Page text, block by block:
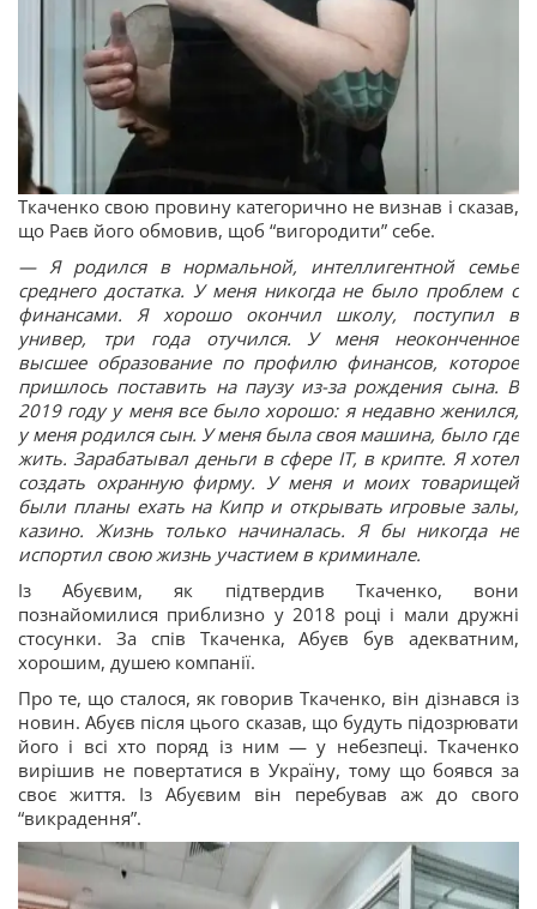
Ткаченко свою провину категорично не визнав і сказав,
що Раєв його обмовив, щоб “вигородити” себе.
— Я родился в нормальной, интеллигентной семье
среднего достатка. У меня никогда не было проблем с
финансами. Я хорошо окончил школу, поступил в
универ, три года отучился. У меня неоконченное
высшее образование по профилю финансов, которое
пришлось поставить на паузу из-за рождения сына. В
2019 году у меня все было хорошо: я недавно женился,
у меня родился сын. У меня была своя машина, было где
жить. Зарабатывал деньги в сфере ІТ, в крипте. Я хотел
создать охранную фирму. У меня и моих товарищей
были планы ехать на Кипр и открывать игровые залы,
казино. Жизнь только начиналась. Я бы никогда не
испортил свою жизнь участием в криминале.
Із Абуєвим, як підтвердив Ткаченко, вони
познайомилися приблизно у 2018 році і мали дружні
стосунки. За спів Ткаченка, Абуєв був адекватним,
хорошим, душею компанії.
Про те, що сталося, як говорив Ткаченко, він дізнався із
новин. Абуєв після цього сказав, що будуть підозрювати
його і всі хто поряд із ним — у небезпеці. Ткаченко
вирішив не повертатися в Україну, тому що боявся за
своє життя. Із Абуєвим він перебував аж до свого
“викрадення”.